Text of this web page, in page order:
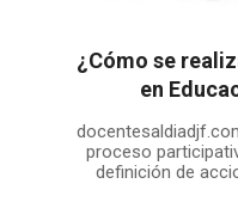
¿Cómo se
en
09-
10proceso
definición de